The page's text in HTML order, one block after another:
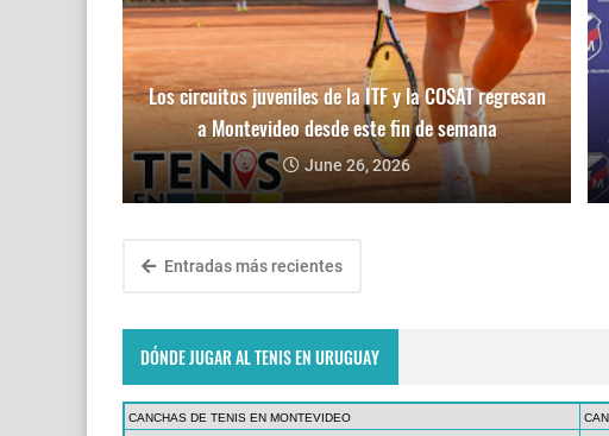
Los circuitos juveniles de la ITF y la COSAT regresan
a Montevideo desde este fin de semana
June 26, 2026
Entradas más recientes
DÓNDE JUGAR AL TENIS EN URUGUAY
CANCHAS DE TENIS EN MONTEVIDEO